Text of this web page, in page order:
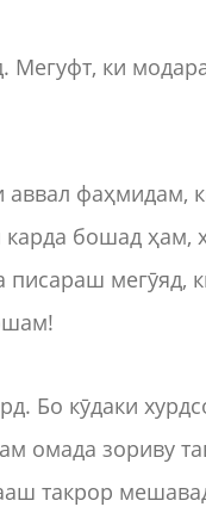
Мегуфт, ки
фаҳмидам,
бошад ҳам,
мегӯяд,
Бо кӯдаки
омада зориву
такрор